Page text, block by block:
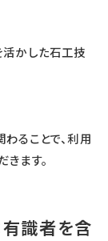
活かした石工技
ることで、利用
ます。
識者を含